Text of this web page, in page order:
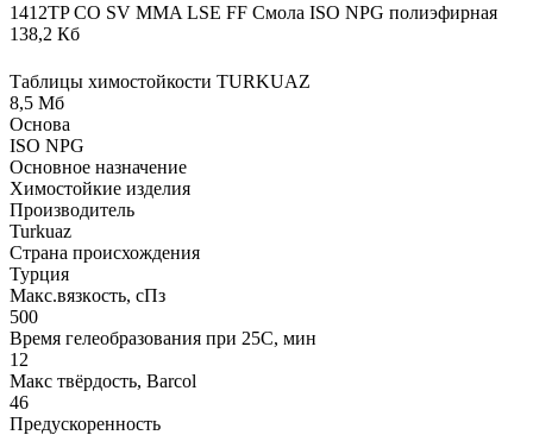
1412TP CO SV MMA LSE FF Смола ISO NPG полиэфирная
138,2 Кб
Таблицы химостойкости TURKUAZ
8,5 Мб
Основа
ISO NPG
Основное назначение
Химостойкие изделия
Производитель
Turkuaz
Страна происхождения
Турция
Макс.вязкoсть, сПз
500
Время гелеобразования при 25С, мин
12
Макс твёрдость, Barcol
46
Предускоренность